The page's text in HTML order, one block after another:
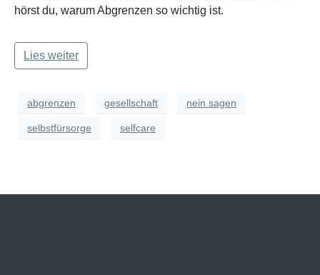
hörst du, warum Abgrenzen so wichtig ist.
Lies weiter
abgrenzen gesellschaft nein sagen
selbstfürsorge selfcare